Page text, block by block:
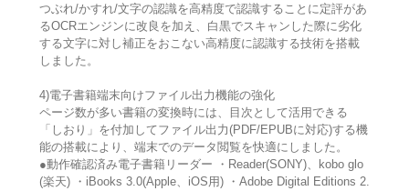
つぶれ/かすれ/文字の認識を高精度で認識することに定評があ
るOCRエンジンに改良を加え、白黒でスキャンした際に劣化
する文字に対し補正をおこない高精度に認識する技術を搭載
しました。
4)電子書籍端末向けファイル出力機能の強化
ページ数が多い書籍の変換時には、目次として活用できる
「しおり」を付加してファイル出力(PDF/EPUBに対応)する機
能の搭載により、端末でのデータ閲覧を快適にしました。
●動作確認済み電子書籍リーダー ・Reader(SONY)、kobo glo
(楽天) ・iBooks 3.0(Apple、iOS用) ・Adobe Digital Editions 2.